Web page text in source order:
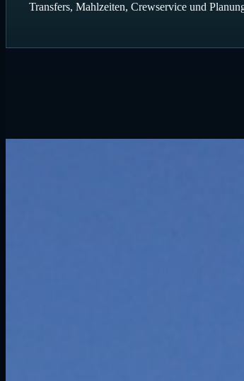
Transfers, Mahlzeiten, Crewservice und